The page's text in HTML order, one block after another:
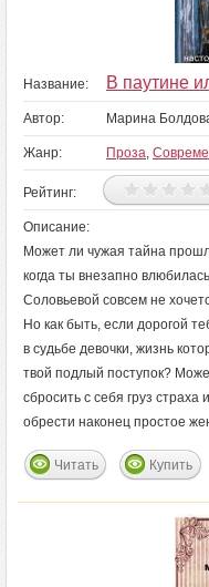
Название: В паутине
Автор: Марина
Жанр: Проза,
Рейтинг:
Описание:
Может ли чужая тайна
когда ты внезапно
Соловьевой совсем не
Но как быть, если дорогой
в судьбе девочки, жизнь
твой подлый поступок?
сбросить с себя груз
обрести наконец простое
Читать Купить